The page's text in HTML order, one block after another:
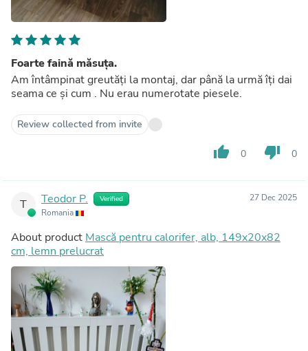
Foarte faină măsuța.
Am întâmpinat greutăți la montaj, dar până la urmă îți dai
seama ce și cum . Nu erau numerotate piesele.
Review collected from invite
thumb_up 0 thumb_down 0
T Teodor P. Verified
Romania
27 Dec 2025
About product Mască pentru calorifer, alb, 149x20x82
cm, lemn prelucrat